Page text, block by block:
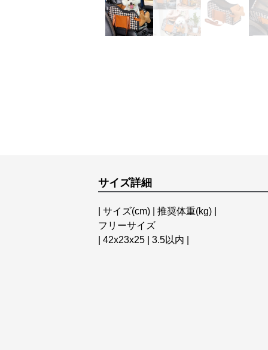
サイズ詳細
| サイズ(cm) | 推奨体重(kg) |
フリーサイズ
| 42x23x25 | 3.5以内 |